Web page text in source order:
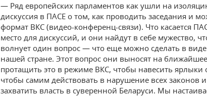
— Ряд европейских парламентов как ушли на
дискуссия в ПАСЕ о том, как проводить заседания и
формат ВКС (видео-конференц-связи). Что касается
место для дискуссий, и они найдут в себе мужество,
волнует один вопрос — что еще можно сделать в
нашей стране. Этот вопрос они выносят на
протащить это в режиме ВКС, чтобы навесить ярлыки
чтобы самим действовать в нарушение всех законов
захватить власть в суверенной Беларуси. Мы